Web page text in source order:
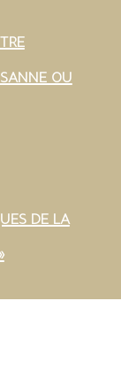
ou
de la